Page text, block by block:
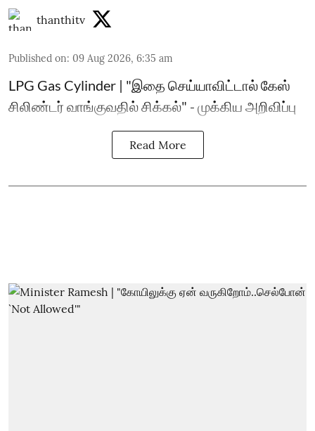
thanthitv
Published on: 09 Aug 2026, 6:35 am
LPG Gas Cylinder | "இதை செய்யாவிட்டால் கேஸ்
சிலிண்டர் வாங்குவதில் சிக்கல்" - முக்கிய அறிவிப்பு
Read More